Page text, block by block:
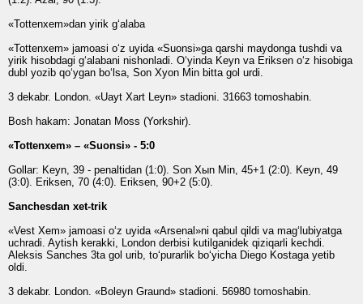
«Tottenxem»dan yirik g‘alaba
«Tottenxem» jamoasi o‘z uyida «Suonsi»ga qarshi maydonga tushdi va
yirik hisobdagi g‘alabani nishonladi. O‘yinda Keyn va Eriksen o‘z hisobiga
dubl yozib qo‘ygan bo‘lsa, Son Xyon Min bitta gol urdi.
3 dekabr. London. «Uayt Xart Leyn» stadioni. 31663 tomoshabin.
Bosh hakam: Jonatan Moss (Yorkshir).
«Tottenxem» – «Suonsi» - 5:0
Gollar: Keyn, 39 - penaltidan (1:0). Son Xыn Min, 45+1 (2:0). Keyn, 49
(3:0). Eriksen, 70 (4:0). Eriksen, 90+2 (5:0).
Sanchesdan xet-trik
«Vest Xem» jamoasi o‘z uyida «Arsenal»ni qabul qildi va mag‘lubiyatga
uchradi. Aytish kerakki, London derbisi kutilganidek qiziqarli kechdi.
Aleksis Sanches 3ta gol urib, to‘purarlik bo‘yicha Diego Kostaga yetib
oldi.
3 dekabr. London. «Boleyn Graund» stadioni. 56980 tomoshabin.